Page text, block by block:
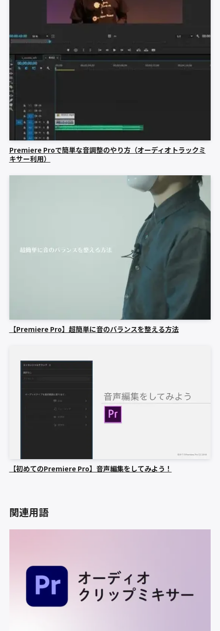
Premiere Proで簡単な音調整のやり方（オーディオトラックミ
キサー利用）
【Premiere Pro】超簡単に音のバランスを整える方法
【初めてのPremiere Pro】音声編集をしてみよう！
関連用語